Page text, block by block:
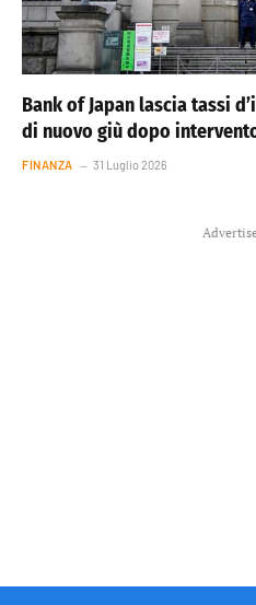
Bank of Japan lascia tassi
di nuovo giù dopo
FINANZA 31 Luglio 2026